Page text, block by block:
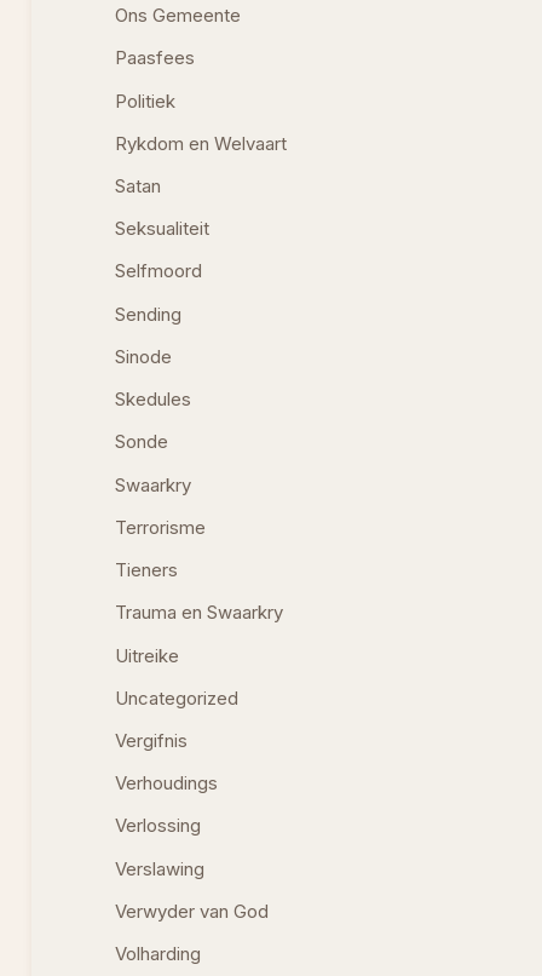
Ons Gemeente
Paasfees
Politiek
Rykdom en Welvaart
Satan
Seksualiteit
Selfmoord
Sending
Sinode
Skedules
Sonde
Swaarkry
Terrorisme
Tieners
Trauma en Swaarkry
Uitreike
Uncategorized
Vergifnis
Verhoudings
Verlossing
Verslawing
Verwyder van God
Volharding